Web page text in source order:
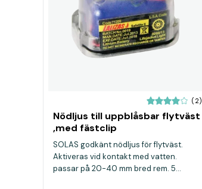
(2)
Nödljus till uppblåsbar flytväst
,med fästclip
SOLAS godkänt nödljus för flytväst.
Aktiveras vid kontakt med vatten.
passar på 20-40 mm bred rem. 5...